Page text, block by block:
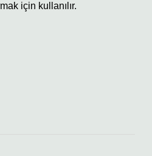
için kullanılır.